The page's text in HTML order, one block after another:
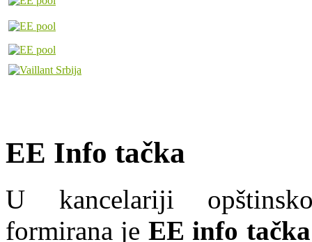
EE Info tačka
U kancelariji
formirana je EE info tačka